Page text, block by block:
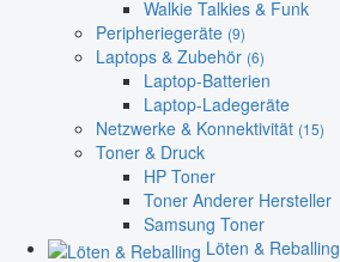
Walkie Talkies & Funk
Peripheriegeräte (9)
Laptops & Zubehör (6)
Laptop-Batterien
Laptop-Ladegeräte
Netzwerke & Konnektivität (15)
Toner & Druck
HP Toner
Toner Anderer Hersteller
Samsung Toner
Löten & Reballing